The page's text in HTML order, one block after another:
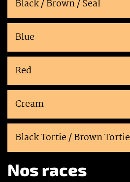
Black / Brown / Seal
Blue
Red
Cream
Black Tortie / Brown Tortie
Nos races